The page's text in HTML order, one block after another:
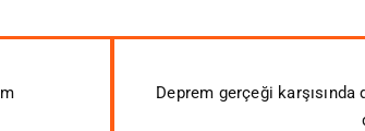
Deprem gerçeği